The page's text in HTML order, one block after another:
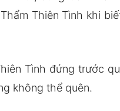
Thiên Tình khi
Tình đứng trước
không thể quên.